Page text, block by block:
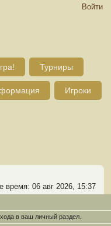
Войти
Турниры
Игроки
время: 06 авг 2026, 15:37
в ваш личный раздел.